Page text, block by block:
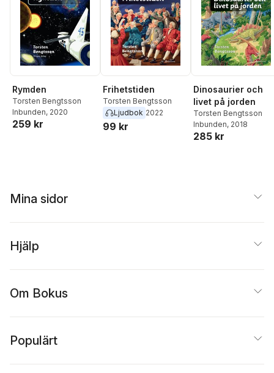
Rymden
Torsten Bengtsson
Inbunden, 2020
259 kr
Frihetstiden
Torsten Bengtsson
Ljudbok 2022
99 kr
Dinosaurier och
livet på jorden
Torsten Bengtsson
Inbunden, 2018
285 kr
Mina sidor
Hjälp
Om Bokus
Populärt